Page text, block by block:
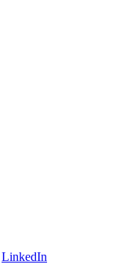
LinkedIn